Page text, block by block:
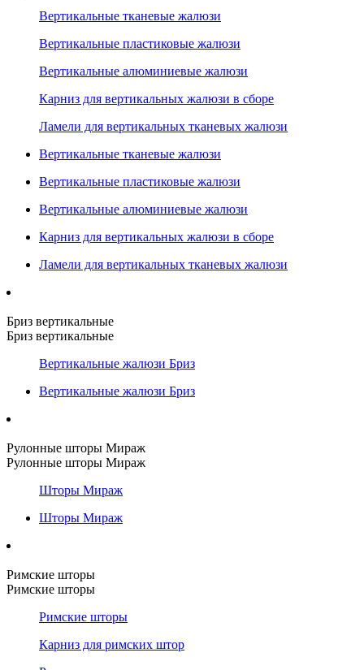
Вертикальные тканевые жалюзи
Вертикальные пластиковые жалюзи
Вертикальные алюминиевые жалюзи
Карниз для вертикальных жалюзи в сборе
Ламели для вертикальных тканевых жалюзи
Вертикальные тканевые жалюзи
Вертикальные пластиковые жалюзи
Вертикальные алюминиевые жалюзи
Карниз для вертикальных жалюзи в сборе
Ламели для вертикальных тканевых жалюзи
Бриз вертикальные
Бриз вертикальные
Вертикальные жалюзи Бриз
Вертикальные жалюзи Бриз
Рулонные шторы Мираж
Рулонные шторы Мираж
Шторы Мираж
Шторы Мираж
Римские шторы
Римские шторы
Римские шторы
Карниз для римских штор